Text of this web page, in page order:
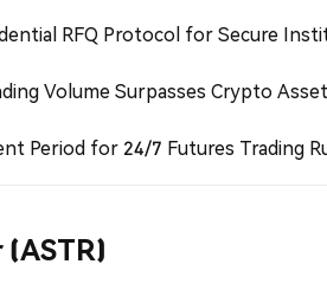
RFQ Protocol for Secure
Volume Surpasses Crypto
Period for 24/7 Futures Trading